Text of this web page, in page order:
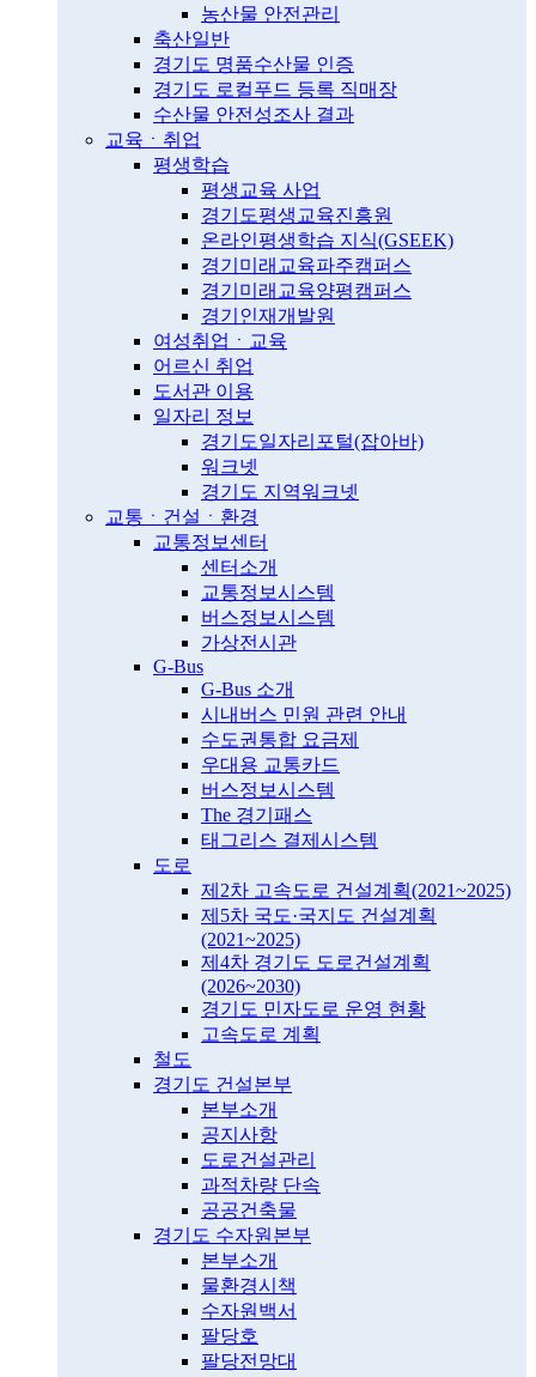
농산물 안전관리
축산일반
경기도 명품수산물 인증
경기도 로컬푸드 등록 직매장
수산물 안전성조사 결과
교육ㆍ취업
평생학습
평생교육 사업
경기도평생교육진흥원
온라인평생학습 지식(GSEEK)
경기미래교육파주캠퍼스
경기미래교육양평캠퍼스
경기인재개발원
여성취업ㆍ교육
어르신 취업
도서관 이용
일자리 정보
경기도일자리포털(잡아바)
워크넷
경기도 지역워크넷
교통ㆍ건설ㆍ환경
교통정보센터
센터소개
교통정보시스템
버스정보시스템
가상전시관
G-Bus
G-Bus 소개
시내버스 민원 관련 안내
수도권통합 요금제
우대용 교통카드
버스정보시스템
The 경기패스
태그리스 결제시스템
도로
제2차 고속도로 건설계획(2021~2025)
제5차 국도·국지도 건설계획
(2021~2025)
제4차 경기도 도로건설계획
(2026~2030)
경기도 민자도로 운영 현황
고속도로 계획
철도
경기도 건설본부
본부소개
공지사항
도로건설관리
과적차량 단속
공공건축물
경기도 수자원본부
본부소개
물환경시책
수자원백서
팔당호
팔당전망대